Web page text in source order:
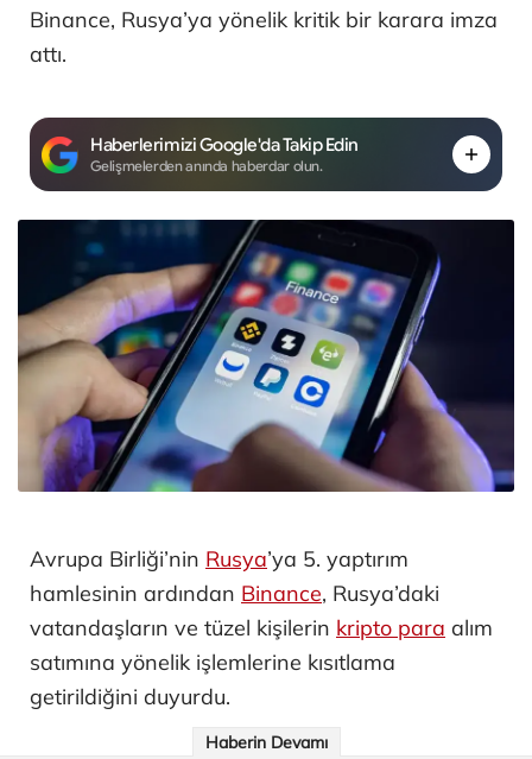
Binance, Rusya’ya yönelik kritik bir karara imza
attı.
Haberlerimizi Google'da Takip Edin
Gelişmelerden anında haberdar olun.
Avrupa Birliği’nin Rusya’ya 5. yaptırım
hamlesinin ardından Binance, Rusya’daki
vatandaşların ve tüzel kişilerin kripto para alım
satımına yönelik işlemlerine kısıtlama
getirildiğini duyurdu.
Haberin Devamı